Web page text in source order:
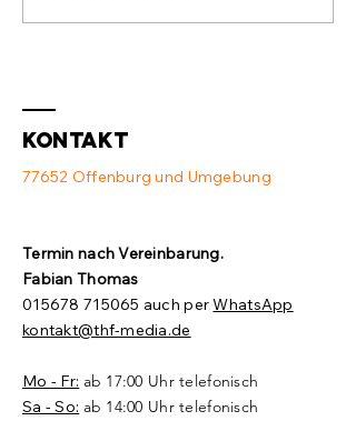
Switch und
Kontakt
77652 Offenburg und Umgebung
Termin nach Vereinbarung.​
Fabian Thomas
015678 715065 auch perWhatsApp
kontakt@thf-media.de
Mo - Fr: ab 17:00 Uhr telefonisch
Sa - So: ab 14:00 Uhr telefonisch